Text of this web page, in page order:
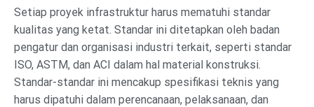
Setiap proyek infrastruktur harus mematuhi standar
kualitas yang ketat. Standar ini ditetapkan oleh badan
pengatur dan organisasi industri terkait, seperti standar
ISO, ASTM, dan ACI dalam hal material konstruksi.
Standar-standar ini mencakup spesifikasi teknis yang
harus dipatuhi dalam perencanaan, pelaksanaan, dan